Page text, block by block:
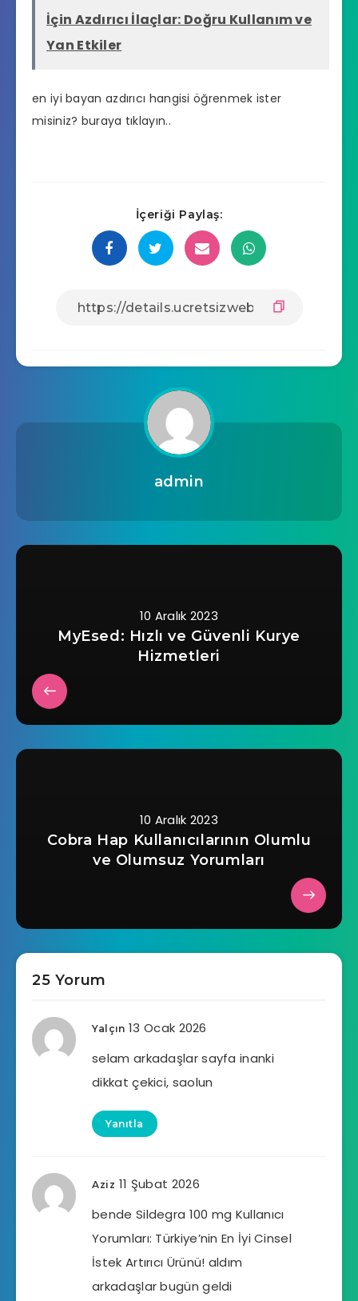
İçin Azdırıcı İlaçlar: Doğru Kullanım ve
Yan Etkiler
en iyi bayan azdırıcı hangisi öğrenmek ister
misiniz? buraya tıklayın..
İçeriği Paylaş:
admin
10 Aralık 2023
MyEsed: Hızlı ve Güvenli Kurye
Hizmetleri
10 Aralık 2023
Cobra Hap Kullanıcılarının Olumlu
ve Olumsuz Yorumları
25 Yorum
Yalçın 13 Ocak 2026
selam arkadaşlar sayfa inanki
dikkat çekici, saolun
Yanıtla
Aziz 11 Şubat 2026
bende Sildegra 100 mg Kullanıcı
Yorumları: Türkiye’nin En İyi Cinsel
İstek Artırıcı Ürünü! aldım
arkadaşlar bugün geldi